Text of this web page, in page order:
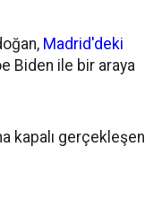
Madrid'deki
Biden ile bir araya
kapalı gerçekleşen